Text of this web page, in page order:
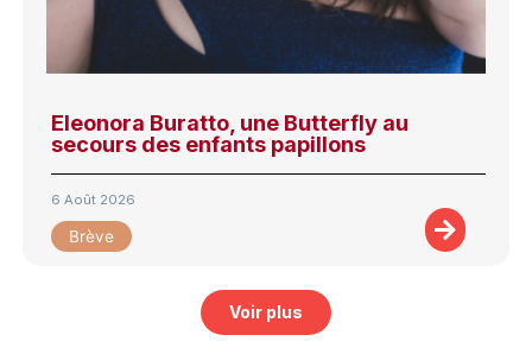
Eleonora Buratto, une Butterfly au
secours des enfants papillons
6 Août 2026
Brève
Voir plus